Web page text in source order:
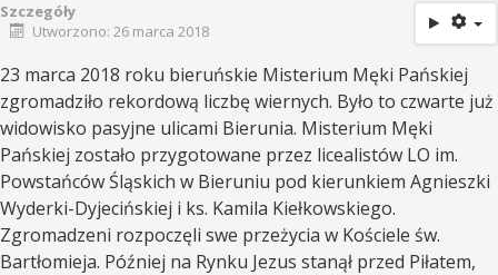
Szczegóły
Utworzono: 26 marca 2018
23 marca 2018 roku bieruńskie Misterium Męki Pańskiej
zgromadziło rekordową liczbę wiernych. Było to czwarte już
widowisko pasyjne ulicami Bierunia. Misterium Męki
Pańskiej zostało przygotowane przez licealistów LO im.
Powstańców Śląskich w Bieruniu pod kierunkiem Agnieszki
Wyderki-Dyjecińskiej i ks. Kamila Kiełkowskiego.
Zgromadzeni rozpoczęli swe przeżycia w Kościele św.
Bartłomieja. Później na Rynku Jezus stanął przed Piłatem,